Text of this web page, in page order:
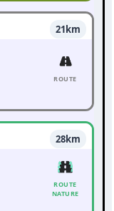
21km
ROUTE
28km
ROUTE
NATURE